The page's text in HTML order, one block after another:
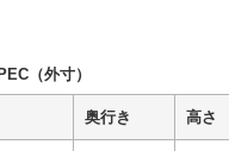
（外寸）
奥行き 高さ